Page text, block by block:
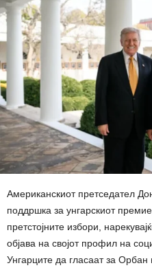
Американскиот претседател
поддршка за унгарскиот
претстојните избори,
објава на својот профил на
Унгарците да гласаат за